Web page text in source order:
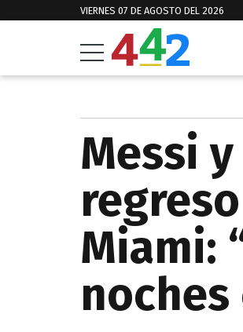
VIERNES 07 DE AGOSTO DEL 2026
Messi
Miami:
noches